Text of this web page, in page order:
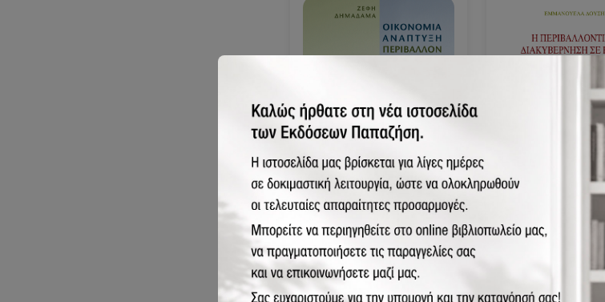
978-960-02-2201-2
Οικονομία, ανάπτυξη,
περιβάλλον
20.00€
978-960-02-2756-7
Η περιβαλλοντική